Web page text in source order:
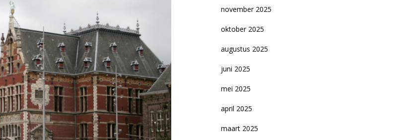
november 2025
oktober 2025
augustus 2025
juni 2025
mei 2025
april 2025
maart 2025